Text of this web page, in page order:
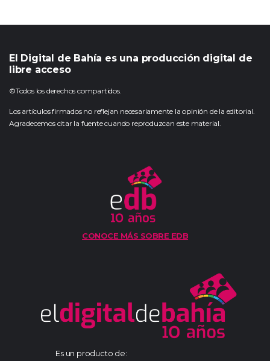
El Digital de Bahía es una producción digital de
libre acceso
©Todos los derechos compartidos.
Los artículos firmados no reflejan necesariamente la opinión de la editorial.
Agradecemos citar la fuente cuando reproduzcan este material.
CONOCE MÁS SOBRE EDB
Es un producto de: